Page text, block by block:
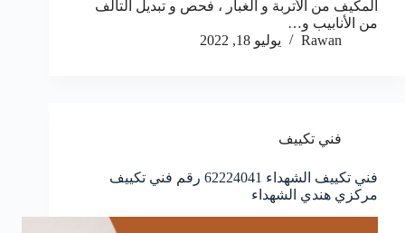
المكيف من الأتربة و الغبار ، فحص و تبديل التالف
من الأنابيب و…
Rawan
يوليو 18, 2022
فني تكييف
فني تكييف الشهداء 62224041 رقم فني تكييف
مركزي هندي الشهداء